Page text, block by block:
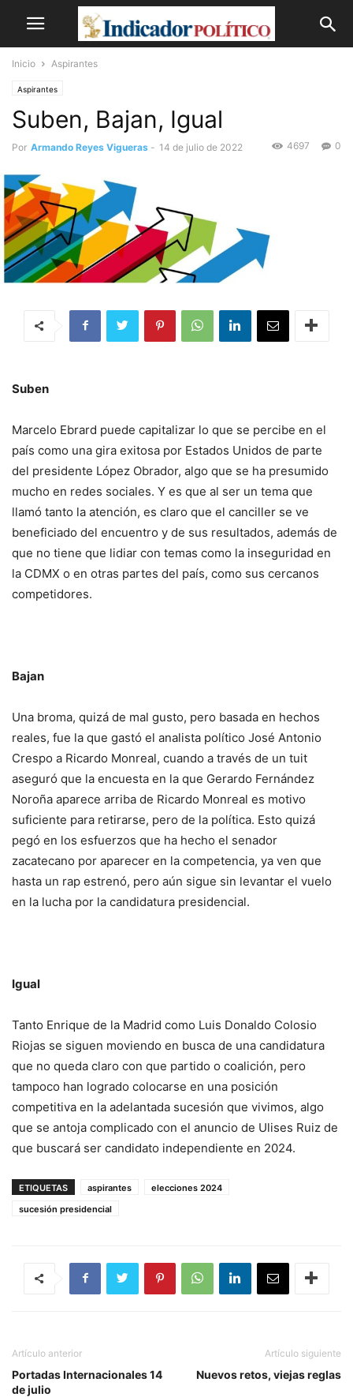
Inicio Aspirantes
Aspirantes
Suben, Bajan, Igual
Por Armando Reyes Vigueras - 14 de julio de 2022 0
4697
Suben
Marcelo Ebrard puede capitalizar lo que se percibe en el
país como una gira exitosa por Estados Unidos de parte
del presidente López Obrador, algo que se ha presumido
mucho en redes sociales. Y es que al ser un tema que
llamó tanto la atención, es claro que el canciller se ve
beneficiado del encuentro y de sus resultados, además de
que no tiene que lidiar con temas como la inseguridad en
la CDMX o en otras partes del país, como sus cercanos
competidores.
Bajan
Una broma, quizá de mal gusto, pero basada en hechos
reales, fue la que gastó el analista político José Antonio
Crespo a Ricardo Monreal, cuando a través de un tuit
aseguró que la encuesta en la que Gerardo Fernández
Noroña aparece arriba de Ricardo Monreal es motivo
suficiente para retirarse, pero de la política. Esto quizá
pegó en los esfuerzos que ha hecho el senador
zacatecano por aparecer en la competencia, ya ven que
hasta un rap estrenó, pero aún sigue sin levantar el vuelo
en la lucha por la candidatura presidencial.
Igual
Tanto Enrique de la Madrid como Luis Donaldo Colosio
Riojas se siguen moviendo en busca de una candidatura
que no queda claro con que partido o coalición, pero
tampoco han logrado colocarse en una posición
competitiva en la adelantada sucesión que vivimos, algo
que se antoja complicado con el anuncio de Ulises Ruiz de
que buscará ser candidato independiente en 2024.
ETIQUETAS aspirantes
elecciones 2024
sucesión presidencial
Artículo anterior
Portadas Internacionales 14
de julio
Artículo siguiente
Nuevos retos, viejas reglas